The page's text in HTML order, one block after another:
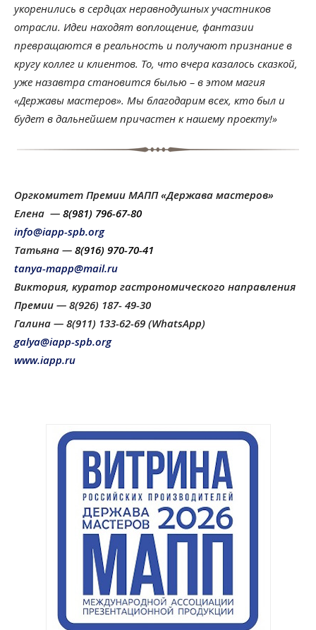
укоренились в сердцах неравнодушных участников
отрасли. Идеи находят воплощение, фантазии
превращаются в реальность и получают признание в
кругу коллег и клиентов. То, что вчера казалось сказкой,
уже назавтра становится былью – в этом магия
«Державы мастеров». Мы благодарим всех, кто был и
будет в дальнейшем причастен к нашему проекту!»
Оргкомитет Премии МАПП «Держава мастеров»
Елена — 8(981) 796-67-80
info@iapp-spb.org
Татьяна — 8(916) 970-70-41
tanya-mapp@mail.ru
Виктория, куратор гастрономического направления
Премии — 8(926) 187- 49-30
Галина — 8(911) 133-62-69 (WhatsApp)
galya@iapp-spb.org
www.iapp.ru